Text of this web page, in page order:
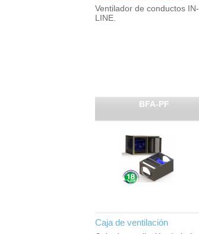
Ventilador de conductos IN-
LINE.
BFA-PF
Caja de ventilación